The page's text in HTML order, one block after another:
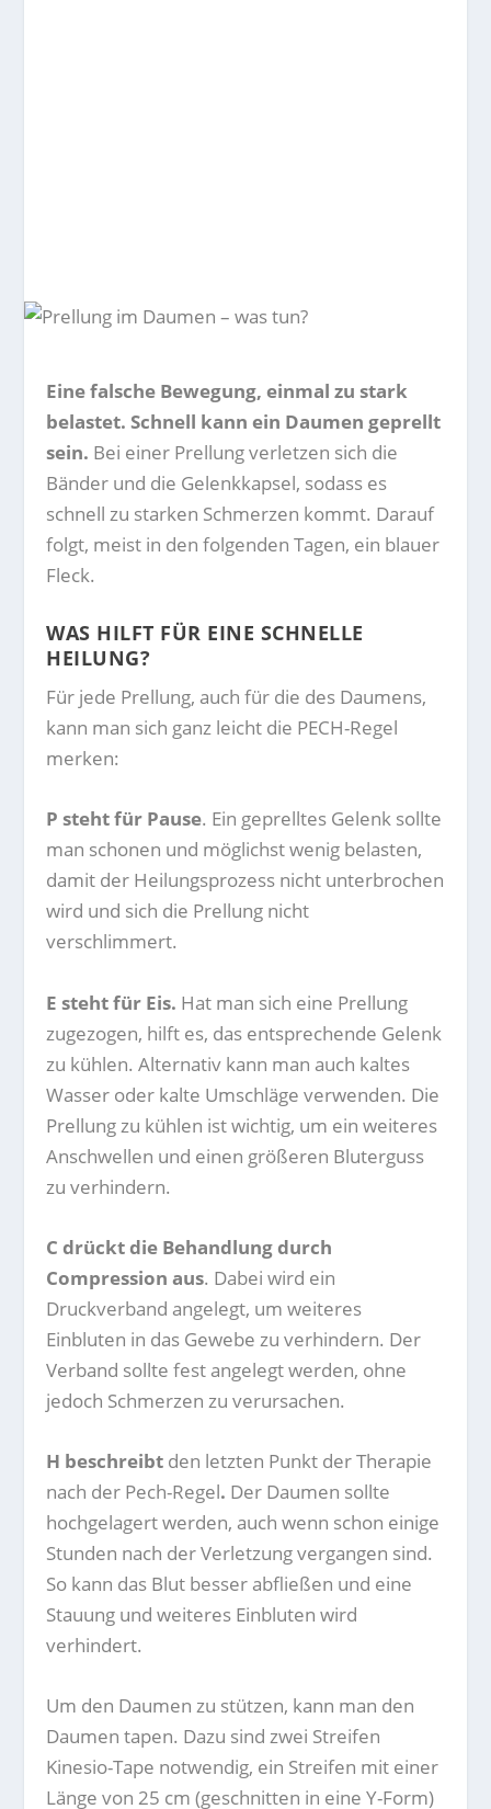
Eine falsche Bewegung, einmal zu stark
belastet. Schnell kann ein Daumen geprellt
sein. Bei einer Prellung verletzen sich die
Bänder und die Gelenkkapsel, sodass es
schnell zu starken Schmerzen kommt. Darauf
folgt, meist in den folgenden Tagen, ein blauer
Fleck.
WAS HILFT FÜR EINE SCHNELLE
HEILUNG?
Für jede Prellung, auch für die des Daumens,
kann man sich ganz leicht die PECH-Regel
merken:
P steht für Pause. Ein geprelltes Gelenk sollte
man schonen und möglichst wenig belasten,
damit der Heilungsprozess nicht unterbrochen
wird und sich die Prellung nicht
verschlimmert.
E steht für Eis. Hat man sich eine Prellung
zugezogen, hilft es, das entsprechende Gelenk
zu kühlen. Alternativ kann man auch kaltes
Wasser oder kalte Umschläge verwenden. Die
Prellung zu kühlen ist wichtig, um ein weiteres
Anschwellen und einen größeren Bluterguss
zu verhindern.
C drückt die Behandlung durch
Compression aus. Dabei wird ein
Druckverband angelegt, um weiteres
Einbluten in das Gewebe zu verhindern. Der
Verband sollte fest angelegt werden, ohne
jedoch Schmerzen zu verursachen.
H beschreibt den letzten Punkt der Therapie
nach der Pech-Regel. Der Daumen sollte
hochgelagert werden, auch wenn schon einige
Stunden nach der Verletzung vergangen sind.
So kann das Blut besser abfließen und eine
Stauung und weiteres Einbluten wird
verhindert.
Um den Daumen zu stützen, kann man den
Daumen tapen. Dazu sind zwei Streifen
Kinesio-Tape notwendig, ein Streifen mit einer
Länge von 25 cm (geschnitten in eine Y-Form)